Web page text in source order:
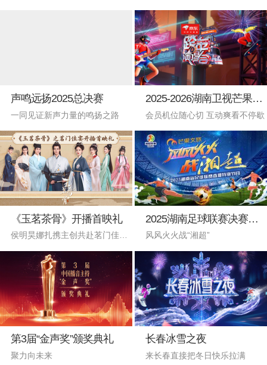
声鸣远扬2025总决赛
一同见证新声力量的鸣扬之路
2025-2026湖南卫视芒果TV跨年演唱会
会员机位随心切 互动爽看不停歇
《玉茗茶骨》开播首映礼
侯明昊娜扎携主创共赴茗门佳宴！
2025湖南足球联赛决赛永州vs常德
风风火火战“湘超”
第3届“金声奖”颁奖典礼
聚力向未来
长春冰雪之夜
来长春直接把冬日快乐拉满